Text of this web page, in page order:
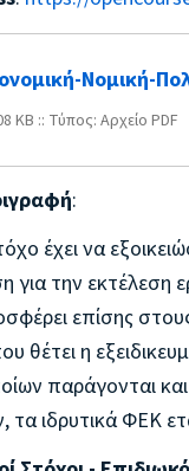
Νομική-
KB :: Τύπος: Αρχείο PDF
:
έχει να
για την εκτέλεση
επίσης
θέτει η
παράγονται
τα ιδρυτικά ΦΕΚ